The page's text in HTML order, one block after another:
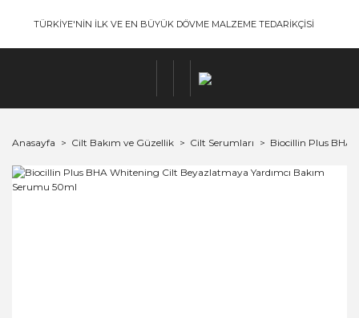
TÜRKİYE'NİN İLK VE EN BÜYÜK DÖVME MALZEME TEDARİKÇİSİ
Anasayfa Cilt Bakım ve Güzellik Cilt Serumları Biocillin Plus BHA